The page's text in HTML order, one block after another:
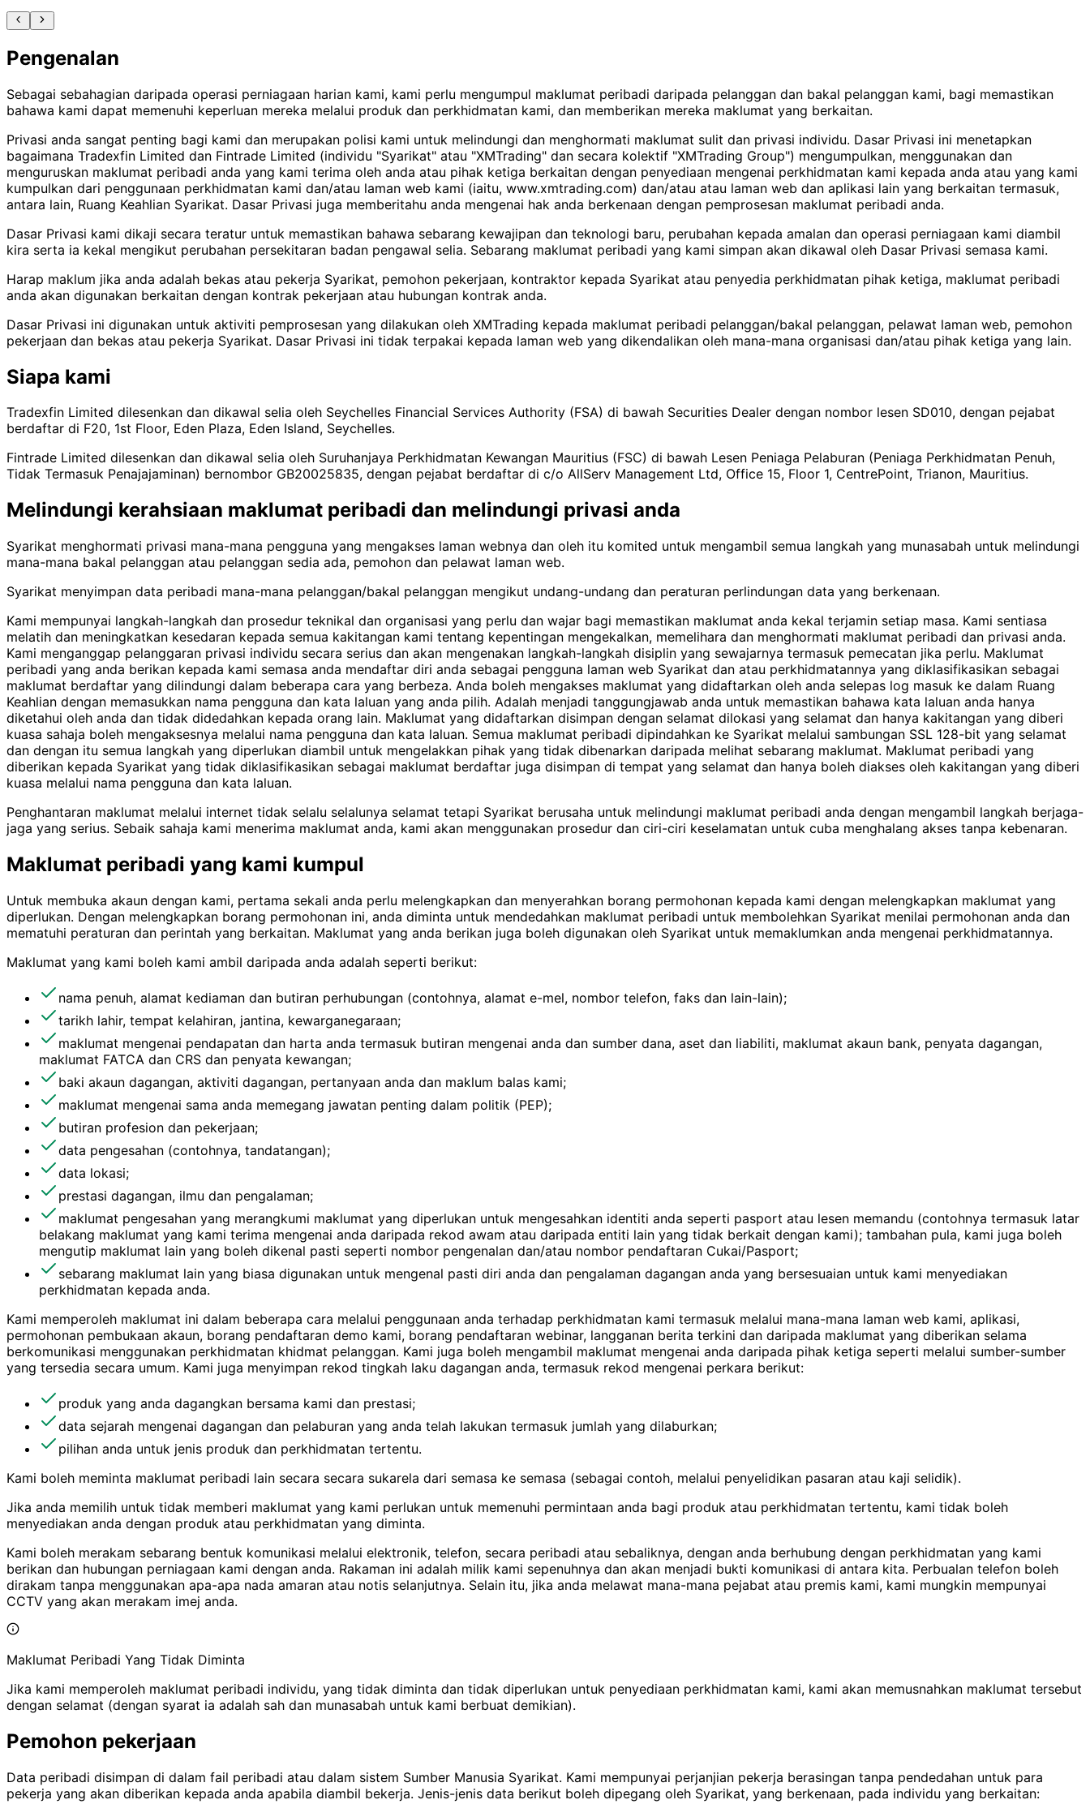
Pengenalan
Sebagai sebahagian daripada operasi perniagaan harian kami, kami perlu mengumpul maklumat peribadi daripada pelanggan dan bakal pelanggan kami, bagi memastikan
bahawa kami dapat memenuhi keperluan mereka melalui produk dan perkhidmatan kami, dan memberikan mereka maklumat yang berkaitan.
Privasi anda sangat penting bagi kami dan merupakan polisi kami untuk melindungi dan menghormati maklumat sulit dan privasi individu. Dasar Privasi ini menetapkan
bagaimana Tradexfin Limited dan Fintrade Limited (individu "Syarikat" atau "XMTrading" dan secara kolektif "XMTrading Group") mengumpulkan, menggunakan dan
menguruskan maklumat peribadi anda yang kami terima oleh anda atau pihak ketiga berkaitan dengan penyediaan mengenai perkhidmatan kami kepada anda atau yang kami
kumpulkan dari penggunaan perkhidmatan kami dan/atau laman web kami (iaitu, www.xmtrading.com) dan/atau atau laman web dan aplikasi lain yang berkaitan termasuk,
antara lain, Ruang Keahlian Syarikat. Dasar Privasi juga memberitahu anda mengenai hak anda berkenaan dengan pemprosesan maklumat peribadi anda.
Dasar Privasi kami dikaji secara teratur untuk memastikan bahawa sebarang kewajipan dan teknologi baru, perubahan kepada amalan dan operasi perniagaan kami diambil
kira serta ia kekal mengikut perubahan persekitaran badan pengawal selia. Sebarang maklumat peribadi yang kami simpan akan dikawal oleh Dasar Privasi semasa kami.
Harap maklum jika anda adalah bekas atau pekerja Syarikat, pemohon pekerjaan, kontraktor kepada Syarikat atau penyedia perkhidmatan pihak ketiga, maklumat peribadi
anda akan digunakan berkaitan dengan kontrak pekerjaan atau hubungan kontrak anda.
Dasar Privasi ini digunakan untuk aktiviti pemprosesan yang dilakukan oleh XMTrading kepada maklumat peribadi pelanggan/bakal pelanggan, pelawat laman web, pemohon
pekerjaan dan bekas atau pekerja Syarikat. Dasar Privasi ini tidak terpakai kepada laman web yang dikendalikan oleh mana-mana organisasi dan/atau pihak ketiga yang lain.
Siapa kami
Tradexfin Limited dilesenkan dan dikawal selia oleh Seychelles Financial Services Authority (FSA) di bawah Securities Dealer dengan nombor lesen SD010, dengan pejabat
berdaftar di F20, 1st Floor, Eden Plaza, Eden Island, Seychelles.
Fintrade Limited dilesenkan dan dikawal selia oleh Suruhanjaya Perkhidmatan Kewangan Mauritius (FSC) di bawah Lesen Peniaga Pelaburan (Peniaga Perkhidmatan Penuh,
Tidak Termasuk Penajajaminan) bernombor GB20025835, dengan pejabat berdaftar di c/o AllServ Management Ltd, Office 15, Floor 1, CentrePoint, Trianon, Mauritius.
Melindungi kerahsiaan maklumat peribadi dan melindungi privasi anda
Syarikat menghormati privasi mana-mana pengguna yang mengakses laman webnya dan oleh itu komited untuk mengambil semua langkah yang munasabah untuk melindungi
mana-mana bakal pelanggan atau pelanggan sedia ada, pemohon dan pelawat laman web.
Syarikat menyimpan data peribadi mana-mana pelanggan/bakal pelanggan mengikut undang-undang dan peraturan perlindungan data yang berkenaan.
Kami mempunyai langkah-langkah dan prosedur teknikal dan organisasi yang perlu dan wajar bagi memastikan maklumat anda kekal terjamin setiap masa. Kami sentiasa
melatih dan meningkatkan kesedaran kepada semua kakitangan kami tentang kepentingan mengekalkan, memelihara dan menghormati maklumat peribadi dan privasi anda.
Kami menganggap pelanggaran privasi individu secara serius dan akan mengenakan langkah-langkah disiplin yang sewajarnya termasuk pemecatan jika perlu. Maklumat
peribadi yang anda berikan kepada kami semasa anda mendaftar diri anda sebagai pengguna laman web Syarikat dan atau perkhidmatannya yang diklasifikasikan sebagai
maklumat berdaftar yang dilindungi dalam beberapa cara yang berbeza. Anda boleh mengakses maklumat yang didaftarkan oleh anda selepas log masuk ke dalam Ruang
Keahlian dengan memasukkan nama pengguna dan kata laluan yang anda pilih. Adalah menjadi tanggungjawab anda untuk memastikan bahawa kata laluan anda hanya
diketahui oleh anda dan tidak didedahkan kepada orang lain. Maklumat yang didaftarkan disimpan dengan selamat dilokasi yang selamat dan hanya kakitangan yang diberi
kuasa sahaja boleh mengaksesnya melalui nama pengguna dan kata laluan. Semua maklumat peribadi dipindahkan ke Syarikat melalui sambungan SSL 128-bit yang selamat
dan dengan itu semua langkah yang diperlukan diambil untuk mengelakkan pihak yang tidak dibenarkan daripada melihat sebarang maklumat. Maklumat peribadi yang
diberikan kepada Syarikat yang tidak diklasifikasikan sebagai maklumat berdaftar juga disimpan di tempat yang selamat dan hanya boleh diakses oleh kakitangan yang diberi
kuasa melalui nama pengguna dan kata laluan.
Penghantaran maklumat melalui internet tidak selalu selalunya selamat tetapi Syarikat berusaha untuk melindungi maklumat peribadi anda dengan mengambil langkah berjaga-
jaga yang serius. Sebaik sahaja kami menerima maklumat anda, kami akan menggunakan prosedur dan ciri-ciri keselamatan untuk cuba menghalang akses tanpa kebenaran.
Maklumat peribadi yang kami kumpul
Untuk membuka akaun dengan kami, pertama sekali anda perlu melengkapkan dan menyerahkan borang permohonan kepada kami dengan melengkapkan maklumat yang
diperlukan. Dengan melengkapkan borang permohonan ini, anda diminta untuk mendedahkan maklumat peribadi untuk membolehkan Syarikat menilai permohonan anda dan
mematuhi peraturan dan perintah yang berkaitan. Maklumat yang anda berikan juga boleh digunakan oleh Syarikat untuk memaklumkan anda mengenai perkhidmatannya.
Maklumat yang kami boleh kami ambil daripada anda adalah seperti berikut:
nama penuh, alamat kediaman dan butiran perhubungan (contohnya, alamat e-mel, nombor telefon, faks dan lain-lain);
tarikh lahir, tempat kelahiran, jantina, kewarganegaraan;
maklumat mengenai pendapatan dan harta anda termasuk butiran mengenai anda dan sumber dana, aset dan liabiliti, maklumat akaun bank, penyata dagangan,
maklumat FATCA dan CRS dan penyata kewangan;
baki akaun dagangan, aktiviti dagangan, pertanyaan anda dan maklum balas kami;
maklumat mengenai sama anda memegang jawatan penting dalam politik (PEP);
butiran profesion dan pekerjaan;
data pengesahan (contohnya, tandatangan);
data lokasi;
prestasi dagangan, ilmu dan pengalaman;
maklumat pengesahan yang merangkumi maklumat yang diperlukan untuk mengesahkan identiti anda seperti pasport atau lesen memandu (contohnya termasuk latar
belakang maklumat yang kami terima mengenai anda daripada rekod awam atau daripada entiti lain yang tidak berkait dengan kami); tambahan pula, kami juga boleh
mengutip maklumat lain yang boleh dikenal pasti seperti nombor pengenalan dan/atau nombor pendaftaran Cukai/Pasport;
sebarang maklumat lain yang biasa digunakan untuk mengenal pasti diri anda dan pengalaman dagangan anda yang bersesuaian untuk kami menyediakan
perkhidmatan kepada anda.
Kami memperoleh maklumat ini dalam beberapa cara melalui penggunaan anda terhadap perkhidmatan kami termasuk melalui mana-mana laman web kami, aplikasi,
permohonan pembukaan akaun, borang pendaftaran demo kami, borang pendaftaran webinar, langganan berita terkini dan daripada maklumat yang diberikan selama
berkomunikasi menggunakan perkhidmatan khidmat pelanggan. Kami juga boleh mengambil maklumat mengenai anda daripada pihak ketiga seperti melalui sumber-sumber
yang tersedia secara umum. Kami juga menyimpan rekod tingkah laku dagangan anda, termasuk rekod mengenai perkara berikut:
produk yang anda dagangkan bersama kami dan prestasi;
data sejarah mengenai dagangan dan pelaburan yang anda telah lakukan termasuk jumlah yang dilaburkan;
pilihan anda untuk jenis produk dan perkhidmatan tertentu.
Kami boleh meminta maklumat peribadi lain secara secara sukarela dari semasa ke semasa (sebagai contoh, melalui penyelidikan pasaran atau kaji selidik).
Jika anda memilih untuk tidak memberi maklumat yang kami perlukan untuk memenuhi permintaan anda bagi produk atau perkhidmatan tertentu, kami tidak boleh
menyediakan anda dengan produk atau perkhidmatan yang diminta.
Kami boleh merakam sebarang bentuk komunikasi melalui elektronik, telefon, secara peribadi atau sebaliknya, dengan anda berhubung dengan perkhidmatan yang kami
berikan dan hubungan perniagaan kami dengan anda. Rakaman ini adalah milik kami sepenuhnya dan akan menjadi bukti komunikasi di antara kita. Perbualan telefon boleh
dirakam tanpa menggunakan apa-apa nada amaran atau notis selanjutnya. Selain itu, jika anda melawat mana-mana pejabat atau premis kami, kami mungkin mempunyai
CCTV yang akan merakam imej anda.
Maklumat Peribadi Yang Tidak Diminta
Jika kami memperoleh maklumat peribadi individu, yang tidak diminta dan tidak diperlukan untuk penyediaan perkhidmatan kami, kami akan memusnahkan maklumat tersebut
dengan selamat (dengan syarat ia adalah sah dan munasabah untuk kami berbuat demikian).
Pemohon pekerjaan
Data peribadi disimpan di dalam fail peribadi atau dalam sistem Sumber Manusia Syarikat. Kami mempunyai perjanjian pekerja berasingan tanpa pendedahan untuk para
pekerja yang akan diberikan kepada anda apabila diambil bekerja. Jenis-jenis data berikut boleh dipegang oleh Syarikat, yang berkenaan, pada individu yang berkaitan: